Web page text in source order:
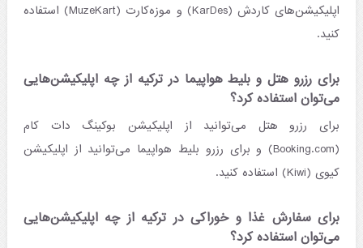
اپلیکیشن‌های کاردش (KarDes) و موزه‌کارت (MuzeKart) استفاده
کنید.
برای رزرو هتل و بلیط هواپیما در ترکیه از چه اپلیکیشن‌هایی
می‌توان استفاده کرد؟
برای رزرو هتل می‌توانید از اپلیکیشن بوکینگ دات کام
(Booking.com) و برای رزرو بلیط هواپیما می‌توانید از اپلیکیشن
کیوی (Kiwi) استفاده کنید.
برای سفارش غذا و خوراکی در ترکیه از چه اپلیکیشن‌هایی
می‌توان استفاده کرد؟